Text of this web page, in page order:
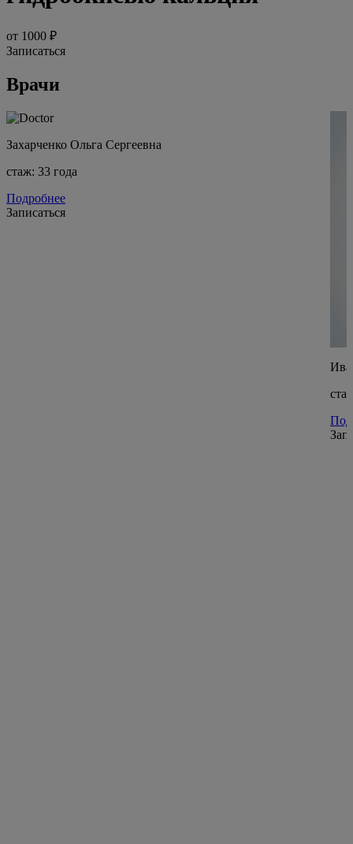
от 1000 ₽
Записаться
Врачи
Захарченко Ольга Сергеевна
стаж: 33 года
Подробнее
Записаться